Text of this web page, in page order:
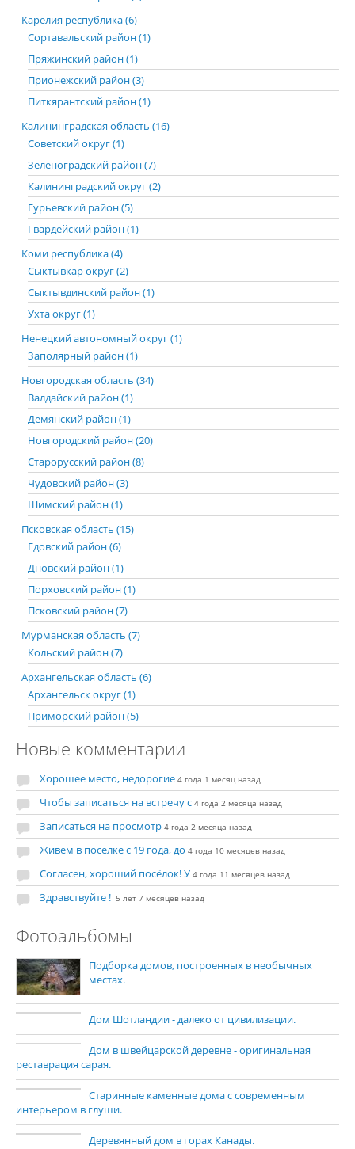
Карелия республика (6)
Сортавальский район (1)
Пряжинский район (1)
Прионежский район (3)
Питкярантский район (1)
Калининградская область (16)
Советский округ (1)
Зеленоградский район (7)
Калининградский округ (2)
Гурьевский район (5)
Гвардейский район (1)
Коми республика (4)
Сыктывкар округ (2)
Сыктывдинский район (1)
Ухта округ (1)
Ненецкий автономный округ (1)
Заполярный район (1)
Новгородская область (34)
Валдайский район (1)
Демянский район (1)
Новгородский район (20)
Старорусский район (8)
Чудовский район (3)
Шимский район (1)
Псковская область (15)
Гдовский район (6)
Дновский район (1)
Порховский район (1)
Псковский район (7)
Мурманская область (7)
Кольский район (7)
Архангельская область (6)
Архангельск округ (1)
Приморский район (5)
Новые комментарии
Хорошее место, недорогие 4 года 1 месяц назад
Чтобы записаться на встречу с 4 года 2 месяца назад
Записаться на просмотр 4 года 2 месяца назад
Живем в поселке с 19 года, до 4 года 10 месяцев назад
Согласен, хороший посёлок! У 4 года 11 месяцев назад
Здравствуйте ! 5 лет 7 месяцев назад
Фотоальбомы
Подборка домов, построенных в необычных
местах.
Дом Шотландии - далеко от цивилизации.
Дом в швейцарской деревне - оригинальная
реставрация сарая.
Старинные каменные дома с современным
интерьером в глуши.
Деревянный дом в горах Канады.